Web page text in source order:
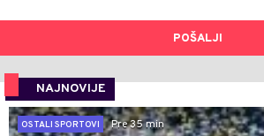
POŠALJI
NAJNOVIJE
OSTALI SPORTOVI
Pre 35 min